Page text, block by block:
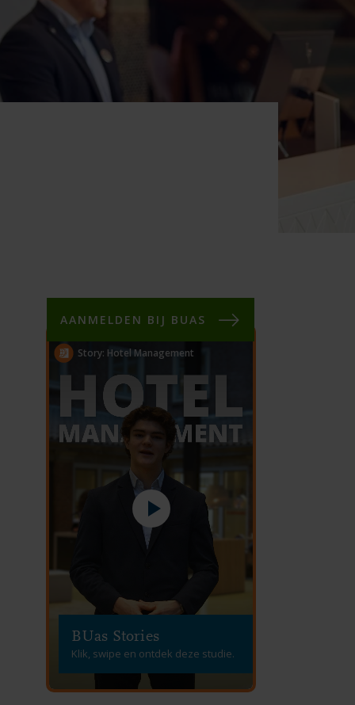
AANMELDEN BIJ BUAS
Story: Hotel Management
BUas Stories
Klik, swipe en ontdek deze studie.